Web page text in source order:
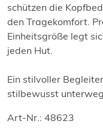
schützen die
den Tragekomfort.
Einheitsgröße legt
jeden Hut.
Ein stilvoller
stilbewusst
Art-Nr.: 48623